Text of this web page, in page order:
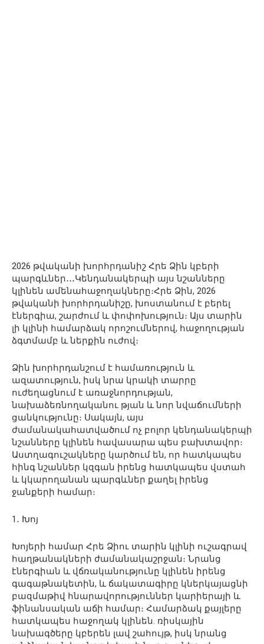
2026 թվականի խորհրդանիշ Հրե Ձին կբերի
պարգևներ․․․Կենդանակերպի այս նշանները
կլինեն ամենահաջողակները։Հրե Ձին, 2026
թվականի խորհրդանիշը, խոստանում է բերել
էներգիա, շարժում և փոփոխություն։ Այս տարին
լի կլինի համարձակ որոշումներով, հաջողության
ձգտմամբ և ներքին ուժով։
Ձին խորհրդանշում է համառություն և
ազատություն, իսկ նրա կրակի տարրը
ուժեղացնում է առաջնորդության,
նախաձեռնողականու թյան և նոր նվաճումների
ցանկությունը։ Սակայն, այս
ժամանակահատվածում ոչ բոլոր կենդանակերպի
նշանները կլինեն հավասարա պես բախտավոր։
Աստղագուշակները կարծում են, որ հատկապես
հինգ նշաններ կզգան իրենց հատկապես վստահ
և կկարողանան պարգևներ քաղել իրենց
ջանքերի համար։
1․ Խոյ
Խոյերի համար Հրե Ձիու տարին կլինի ուշագրավ
հաղթանակների ժամանակաշրջան։ Նրանց
էներգիան և վճռականությունը կլինեն իրենց
գագաթնակետին, և ճակատագիրը կներկայացնի
բազմաթիվ հնարավորություններ կարիերայի և
ֆինանսական աճի համար։ Համարձակ քայլերը
հատկապես հաջողակ կլինեն. ռիսկային
նախագծերը կբերեն լավ շահույթ, իսկ նրանց